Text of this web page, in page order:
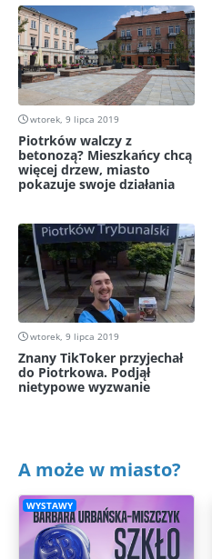
wtorek, 9 lipca 2019
Piotrków walczy z
betonozą? Mieszkańcy chcą
więcej drzew, miasto
pokazuje swoje działania
wtorek, 9 lipca 2019
Znany TikToker przyjechał
do Piotrkowa. Podjął
nietypowe wyzwanie
A może w miasto?
WYSTAWY